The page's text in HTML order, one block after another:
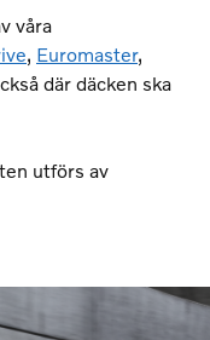
våra
, Euromaster,
där däcken ska
utförs av